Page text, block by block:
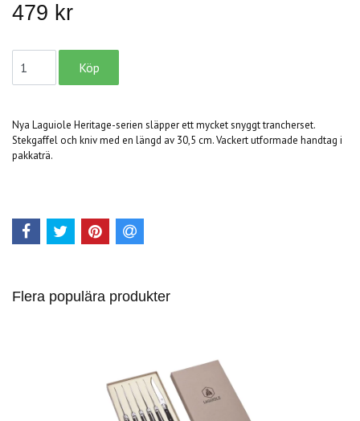
479 kr
Nya Laguiole Heritage-serien släpper ett mycket snyggt trancherset.
Stekgaffel och kniv med en längd av 30,5 cm. Vackert utformade handtag i
pakkaträ.
Flera populära produkter